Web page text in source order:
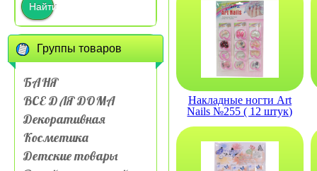
Найти
Группы товаров
БАНЯ
ВСЕ ДЛЯ ДОМА
Декоративная
Косметика
Детские товары
Накладные ногти Art
Nails №255 ( 12 штук)